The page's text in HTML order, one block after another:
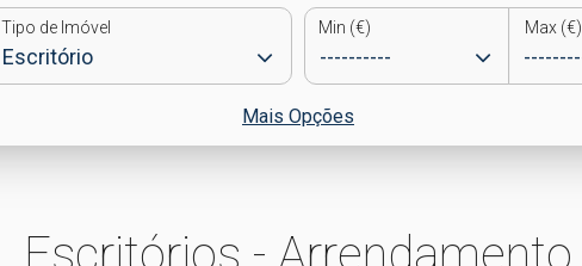
Tipo de Imóvel Min (€) Max (€)
Mais Opções
Escritórios - Arrendamento